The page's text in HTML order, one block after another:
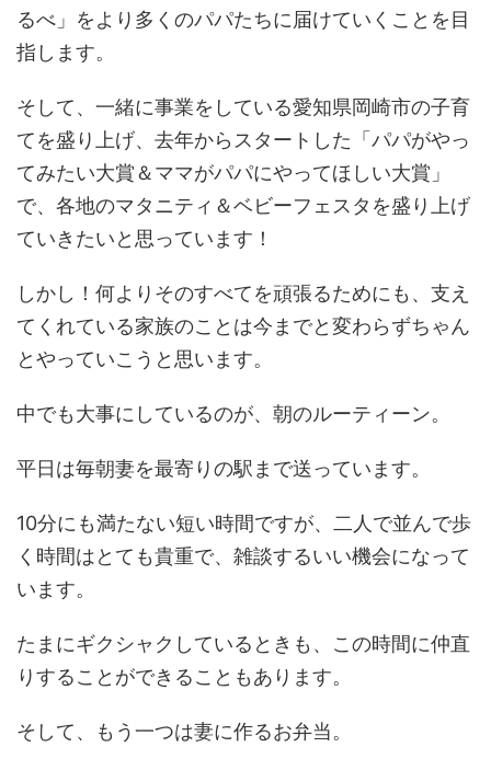
るべ」をより多くのパパたちに届けていくことを目
指します。
そして、一緒に事業をしている愛知県岡崎市の子育
てを盛り上げ、去年からスタートした「パパがやっ
てみたい大賞＆ママがパパにやってほしい大賞」
で、各地のマタニティ＆ベビーフェスタを盛り上げ
ていきたいと思っています！
しかし！何よりそのすべてを頑張るためにも、支え
てくれている家族のことは今までと変わらずちゃん
とやっていこうと思います。
中でも大事にしているのが、朝のルーティーン。
平日は毎朝妻を最寄りの駅まで送っています。
10分にも満たない短い時間ですが、二人で並んで歩
く時間はとても貴重で、雑談するいい機会になって
います。
たまにギクシャクしているときも、この時間に仲直
りすることができることもあります。
そして、もう一つは妻に作るお弁当。